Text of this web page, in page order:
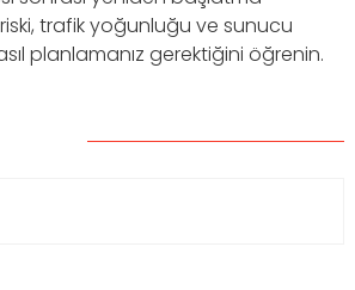
trafik yoğunluğu ve sunucu
planlamanız gerektiğini öğrenin.